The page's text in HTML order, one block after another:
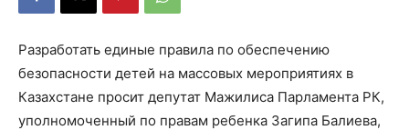
Разработать единые правила по обеспечению
безопасности детей на массовых мероприятиях в
Казахстане просит депутат Мажилиса Парламента РК,
уполномоченный по правам ребенка Загипа Балиева,